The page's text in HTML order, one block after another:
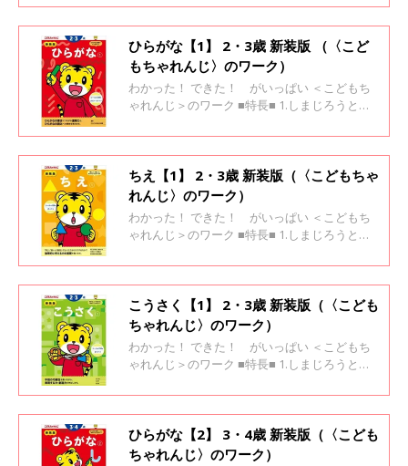
場面がいっぱい 3.「わかった！」「できた！」
が自信になります
ひらがな【1】 2・3歳 新装版 （〈こど
もちゃれんじ〉のワーク）
わかった！ できた！ がいっぱい ＜こどもち
ゃれんじ＞のワーク ■特長■ 1.しまじろうと一
場面がいっぱい 3.「わかった！」「できた！」
が自信になります
ちえ【1】 2・3歳 新装版（〈こどもちゃ
れんじ〉のワーク）
わかった！ できた！ がいっぱい ＜こどもち
ゃれんじ＞のワーク ■特長■ 1.しまじろうと一
場面がいっぱい 3.「わかった！」「できた！」
が自信になります
こうさく【1】 2・3歳 新装版（〈こども
ちゃれんじ〉のワーク）
わかった！ できた！ がいっぱい ＜こどもち
ゃれんじ＞のワーク ■特長■ 1.しまじろうと一
場面がいっぱい 3.「わかった！」「できた！」
が自信になります
ひらがな【2】 3・4歳 新装版（〈こども
ちゃれんじ〉のワーク）